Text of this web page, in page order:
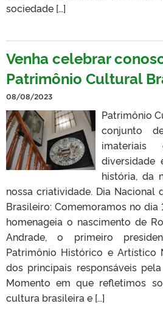
sociedade […]
Venha celebrar
Patrimônio Cultural
08/08/2023
Patrimônio
conjunto
imateriais
diversidade
história, da
nossa criatividade. Dia Nacional
Brasileiro: Comemoramos no dia
homenageia o nascimento de
Andrade, o primeiro
Patrimônio Histórico e Artístico
dos principais responsáveis
Momento em que refletimos
cultura brasileira e […]